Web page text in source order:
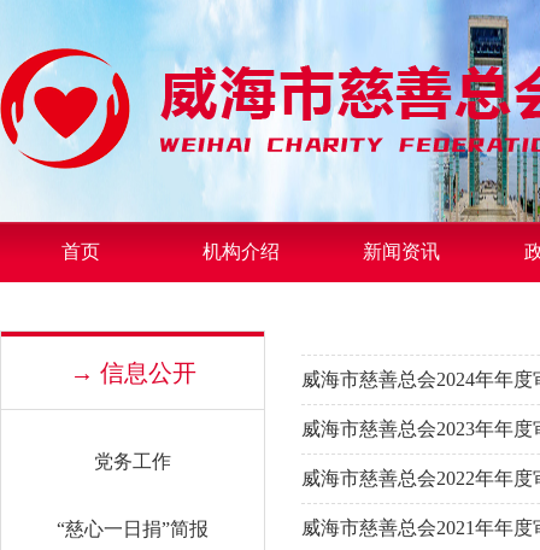
首页 机构介绍 新闻资讯
→ 信息公开
党务工作
“慈心一日捐”简报
威海市慈善总会2024年年度
威海市慈善总会2023年年度
威海市慈善总会2022年年度
威海市慈善总会2021年年度